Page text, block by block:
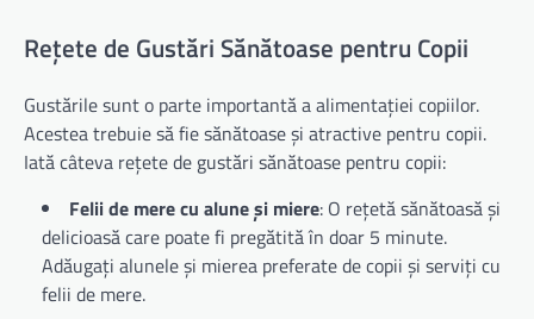
Rețete de Gustări Sănătoase pentru Copii
Gustările sunt o parte importantă a alimentației copiilor.
Acestea trebuie să fie sănătoase și atractive pentru copii.
Iată câteva rețete de gustări sănătoase pentru copii:
Felii de mere cu alune și miere: O rețetă sănătoasă și
delicioasă care poate fi pregătită în doar 5 minute.
Adăugați alunele și mierea preferate de copii și serviți cu
felii de mere.